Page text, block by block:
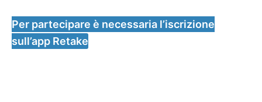
Per partecipare è necessaria l’iscrizione
sull’app Retake